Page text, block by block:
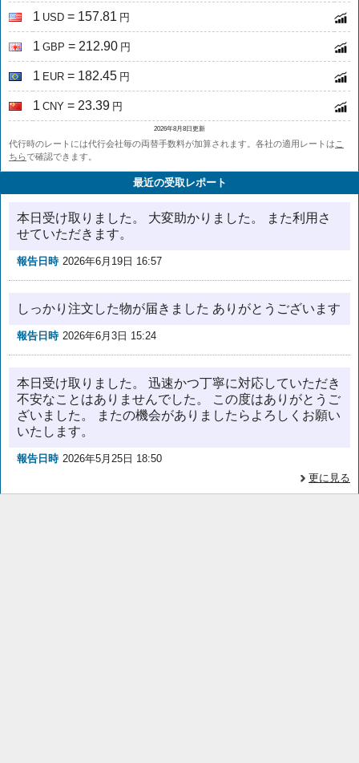
1 USD = 157.81 円
1 GBP = 212.90 円
1 EUR = 182.45 円
1 CNY = 23.39 円
2026年8月8日更新
代行時のレートには代行会社毎の両替手数料が加算されます。各社の適用レートは こ
ちらで確認できます。
最近の受取レポート
本日受け取りました。 大変助かりました。 また利用さ
せていただきます。
報告日時 2026年6月19日 16:57
しっかり注文した物が届きました ありがとうございます
報告日時 2026年6月3日 15:24
本日受け取りました。 迅速かつ丁寧に対応していただき
不安なことはありませんでした。 この度はありがとうご
ざいました。 またの機会がありましたらよろしくお願い
いたします。
報告日時 2026年5月25日 18:50
更に見る